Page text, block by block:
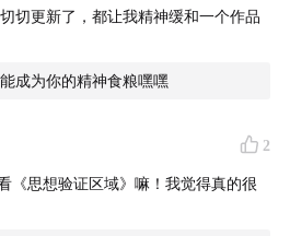
切更新了，都让我精神缓和一个作品
成为你的精神食粮嘿嘿
2
《思想验证区域》嘛！我觉得真的很